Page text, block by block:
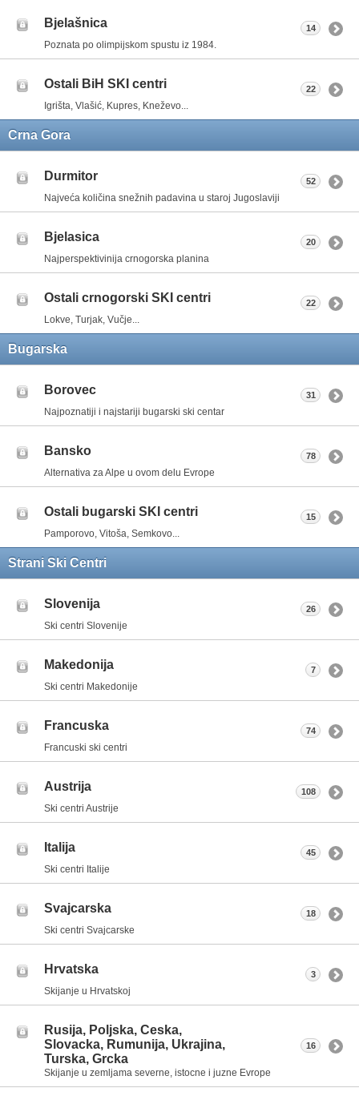
Bjelašnica
Poznata po olimpijskom spustu iz 1984.
14
Ostali BiH SKI centri
Igrišta, Vlašić, Kupres, Kneževo...
22
Crna Gora
Durmitor
Najveća količina snežnih padavina u staroj Jugoslaviji
52
Bjelasica
Najperspektivinija crnogorska planina
20
Ostali crnogorski SKI centri
Lokve, Turjak, Vučje...
22
Bugarska
Borovec
Najpoznatiji i najstariji bugarski ski centar
31
Bansko
Alternativa za Alpe u ovom delu Evrope
78
Ostali bugarski SKI centri
Pamporovo, Vitoša, Semkovo...
15
Strani Ski Centri
Slovenija
Ski centri Slovenije
26
Makedonija
Ski centri Makedonije
7
Francuska
Francuski ski centri
74
Austrija
Ski centri Austrije
108
Italija
Ski centri Italije
45
Svajcarska
Ski centri Svajcarske
18
Hrvatska
Skijanje u Hrvatskoj
3
Rusija, Poljska, Ceska,
Slovacka, Rumunija, Ukrajina,
Turska, Grcka
Skijanje u zemljama severne, istocne i juzne Evrope
16